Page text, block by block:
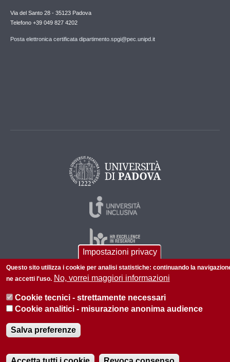
Via del Santo 28 - 35123 Padova
Telefono +39 049 827 4202
Posta elettronica certificata dipartimento.spgi@pec.unipd.it
© 2026 Università di Padova - Tutti i diritti riservati
P.I. 00742430283 C.F. 80006480281
Impostazioni privacy
Questo sito utilizza i cookie per analisi statistiche: continuando la
ne accetti l'uso. No, vorrei maggiori informazioni
Cookie tecnici - strettamente necessari
Cookie analitici - misurazione anonima audience
Salva preferenze